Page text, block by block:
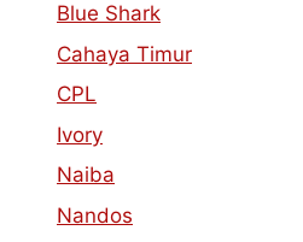
Blue Shark
Cahaya Timur
CPL
Ivory
Naiba
Nandos